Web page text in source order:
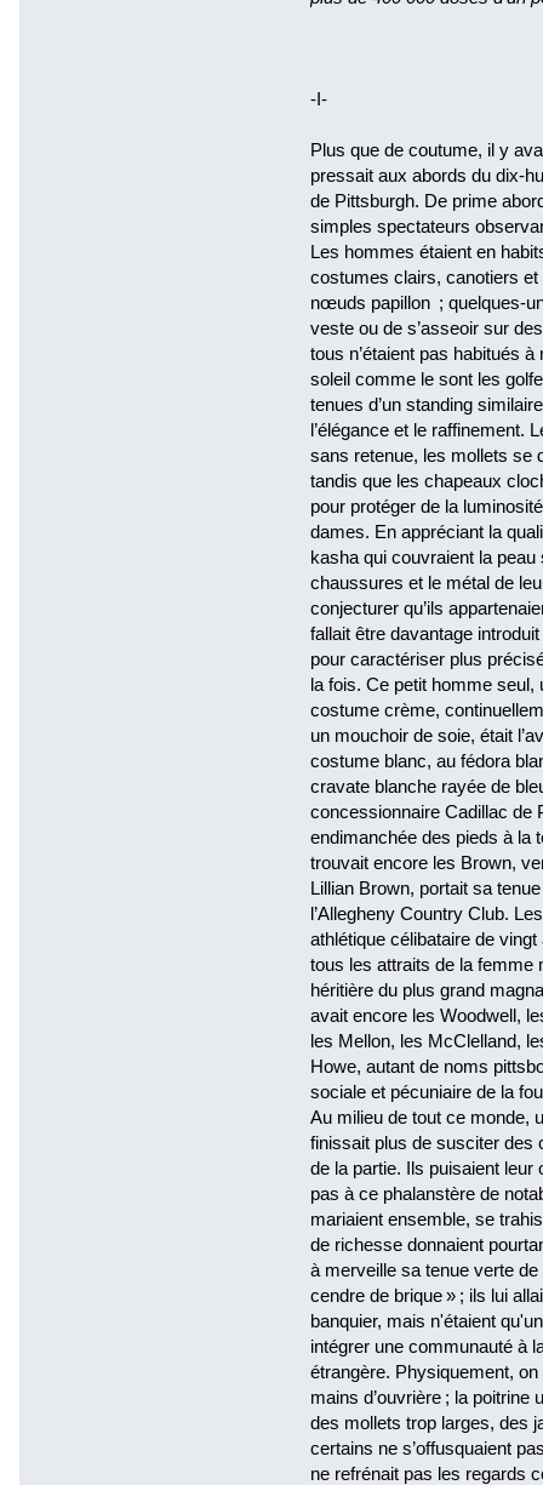
-I-
Plus que de coutume, il y
pressait aux abords du dix-
de Pittsburgh. De prime
simples spectateurs
Les hommes étaient en
costumes clairs, canotiers
nœuds papillon ; quelques-
veste ou de s’asseoir sur
tous n’étaient pas habitués
soleil comme le sont les
tenues d’un standing
l’élégance et le raffinement.
sans retenue, les mollets se
tandis que les chapeaux
pour protéger de la
dames. En appréciant la
kasha qui couvraient la
chaussures et le métal de
conjecturer qu’ils
fallait être davantage
pour caractériser plus
la fois. Ce petit homme
costume crème,
un mouchoir de soie, était
costume blanc, au fédora
cravate blanche rayée de
concessionnaire Cadillac de
endimanchée des pieds à la
trouvait encore les Brown,
Lillian Brown, portait sa
l’Allegheny Country Club.
athlétique célibataire de
tous les attraits de la femme
héritière du plus grand
avait encore les Woodwell,
les Mellon, les McClelland,
Howe, autant de noms
sociale et pécuniaire de la
Au milieu de tout ce monde,
finissait plus de susciter des
de la partie. Ils puisaient leur
pas à ce phalanstère de
mariaient ensemble, se
de richesse donnaient
à merveille sa tenue verte
cendre de brique » ; ils lui
banquier, mais n'étaient
intégrer une communauté à
étrangère. Physiquement,
mains d’ouvrière ; la
des mollets trop larges, des
certains ne s’offusquaient
ne refrénait pas les regards